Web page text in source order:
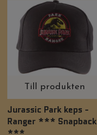
Till produkten
Jurassic Park keps -
Ranger *** Snapback